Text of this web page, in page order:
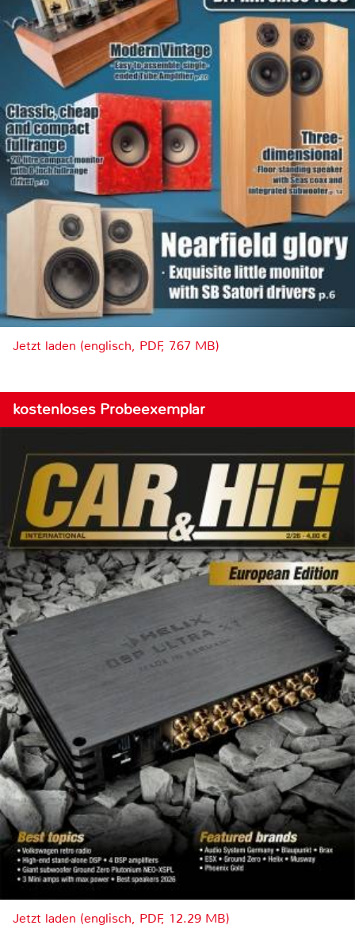
Jetzt laden (englisch, PDF, 7.67 MB)
kostenloses Probeexemplar
Jetzt laden (englisch, PDF, 12.29 MB)